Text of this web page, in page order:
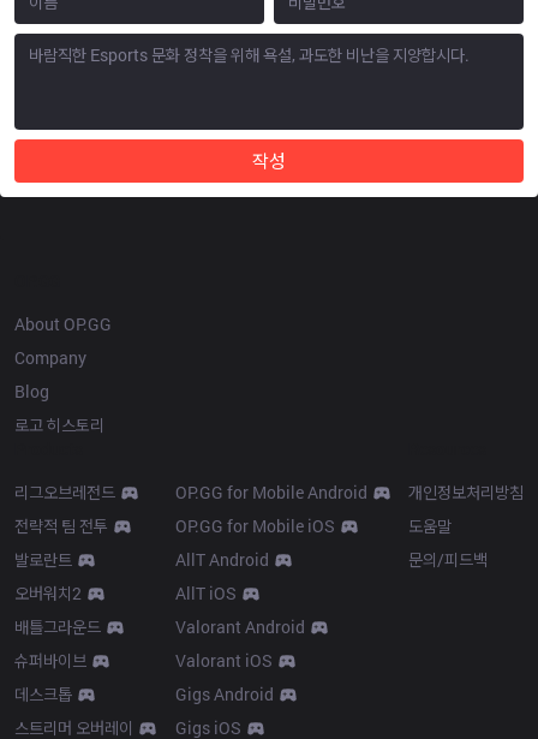
작성
About OP.GG
Company
Blog
로고 히스토리
리그오브레전드
전략적 팀 전투
발로란트
오버워치2
배틀그라운드
슈퍼바이브
데스크톱
스트리머 오버레이
OP.GG for Mobile Android
OP.GG for Mobile iOS
AllT Android
AllT iOS
Valorant Android
Valorant iOS
Gigs Android
Gigs iOS
개인정보처리방침
도움말
문의/피드백